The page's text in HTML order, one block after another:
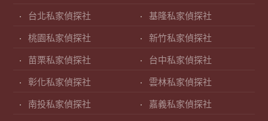
台北私家偵探社 基隆私家偵探社
桃園私家偵探社 新竹私家偵探社
苗栗私家偵探社 台中私家偵探社
彰化私家偵探社 雲林私家偵探社
南投私家偵探社 嘉義私家偵探社